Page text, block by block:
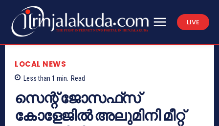
LIVE
LOCAL NEWS
Less than 1 min. Read
സെന്റ് ജോസഫ്‌സ്
കോളേജില്‍ അലുമിനി മീറ്റ്